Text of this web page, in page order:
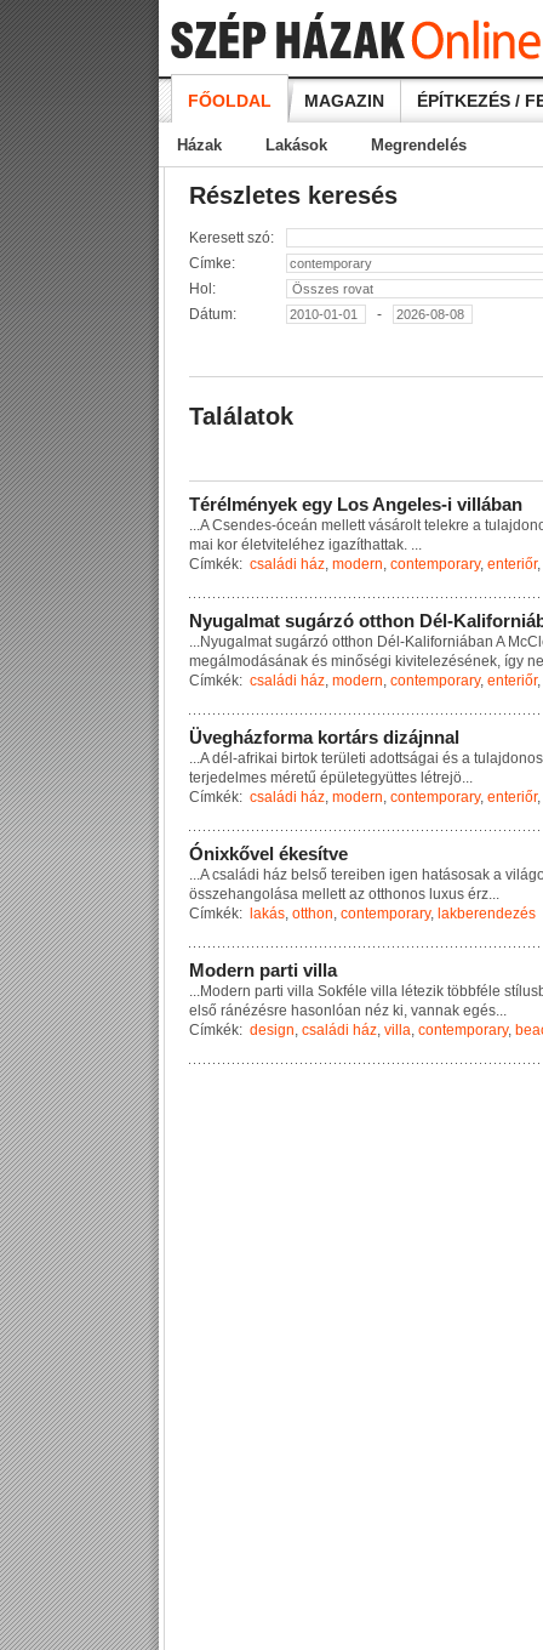
FŐOLDAL MAGAZIN ÉPÍTKEZÉS /
Házak Lakások Megrendelés
Részletes keresés
Keresett szó:
Címke:
Hol:
Dátum:
-
Találatok
Térélmények egy LosAngeles-i villában
...A Csendes-óceán me ett vásáro t te e kre a tu ajdon
mai kor é etvite é hez igazíthattak. ...
Címkék: családi ház, modern, contemporary, enteriőr,
Nyugalmat sugárzó otthon Dél-Kaliforniá
...Nyuga mat sugárzó otthon Dé -Ka iforniában A McC
megá modásának és minőségi kivite ezéséne k, így ne
Címkék: családi ház, modern, contemporary, enteriőr,
Üvegházforma kortárs dizájnnal
...A dé -afri kai birtok terü eti adottságai és a tu ajdonos
terjede mes méretű épü etegyüttes étrejö...
Címkék: családi ház, modern, contemporary, enteriőr,
Ónixkővel ékesítve
...A csa ádi ház be ső tereiben igen hatásosak a vi ág
össze hango ása me ett az otthonos uxus érz...
Címkék:
lakás, otthon, contemporary, lakberendezés
Modern parti villa
...Modern parti vi a Sokfé e vi a étezi k többfé e stí us
e ső ránézésre hason óan néz ki, vannak egés...
Címkék: design, családi ház, villa, contemporary,